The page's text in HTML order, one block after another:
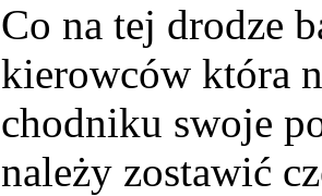
Co na tej drodze
kierowców która
chodniku swoje
należy zostawić